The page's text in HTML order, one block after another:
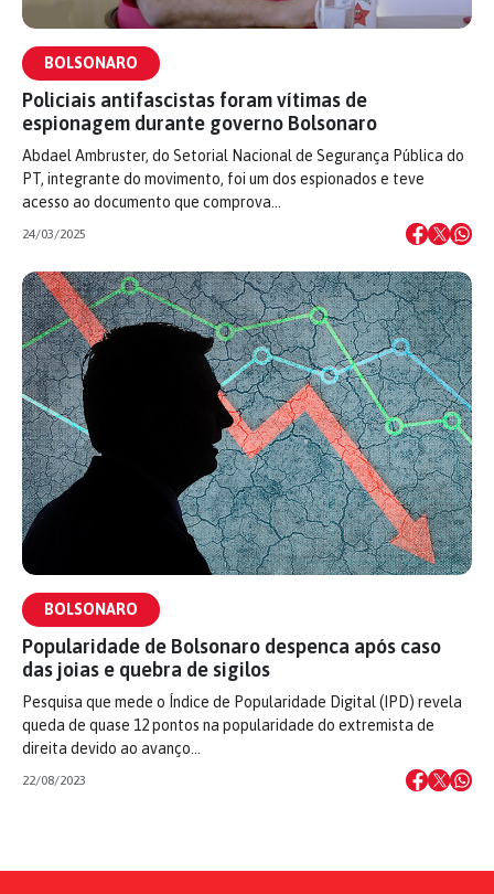
BOLSONARO
Policiais antifascistas foram vítimas de
espionagem durante governo Bolsonaro
Abdael Ambruster, do Setorial Nacional de Segurança Pública do
PT, integrante do movimento, foi um dos espionados e teve
acesso ao documento que comprova…
24/03/2025
BOLSONARO
Popularidade de Bolsonaro despenca após caso
das joias e quebra de sigilos
Pesquisa que mede o Índice de Popularidade Digital (IPD) revela
queda de quase 12 pontos na popularidade do extremista de
direita devido ao avanço…
22/08/2023